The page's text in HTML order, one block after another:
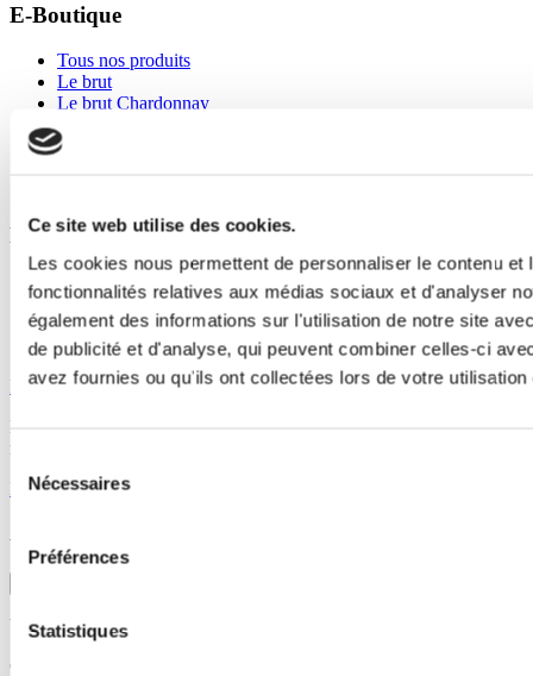
Ce site web utilise des cookies.
Les cookies nous permettent de personnaliser le contenu
fonctionnalités relatives aux médias sociaux et d'analyser
également des informations sur l'utilisation de notre site
de publicité et d'analyse, qui peuvent combiner celles-ci
avez fournies ou qu'ils ont collectées lors de votre
Sélection
du Nécessaires
Préférences
Statistiques
E-Boutique
Tous nos produits
Le brut
Le brut Chardonnay
Les Noires Millières
Le demi-sec
Liens utiles
Espace client
Commandes
Livraisons
CGV
FacebookInstagram
L’abus d’alcool est dangereux pour la santé. A consommer avec
modération
Mentions légales
ATTENTION
Vous utilisez actuellement un navigateur qui n'est plus mis à jour
Certaines fonctionnalités sont susceptible de ne pas fonctionner